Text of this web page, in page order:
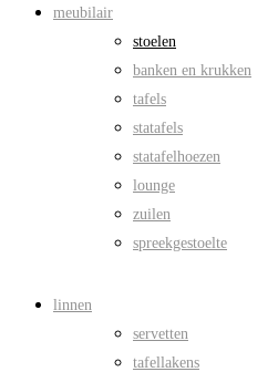
meubilair
stoelen
banken en krukken
tafels
statafels
statafelhoezen
lounge
zuilen
spreekgestoelte
linnen
servetten
tafellakens